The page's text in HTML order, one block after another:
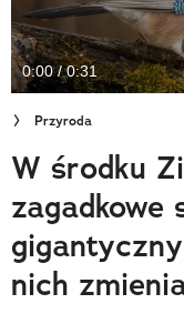
Newsletter
Cuda Polski
Wielki Konkurs
Trendbook Podróżniczy
Polecane
0:00 / 0:31
Przyroda
W środku
nich